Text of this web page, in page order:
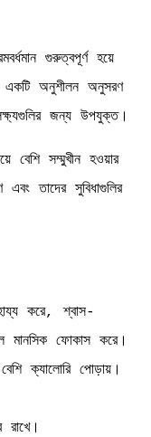
গুরুত্বপূর্ণ হয়ে
একটি অনুশীলন অনুসরণ
জন্য উপযুক্ত।
বেশি সম্মুখীন হওয়ার
তাদের সুবিধাগুলির
করে, শ্বাস-
মানসিক ফোকাস করে।
ক্যালোরি পোড়ায়।